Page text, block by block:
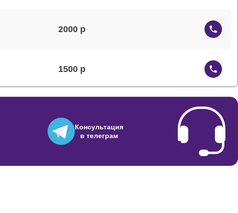
2000
1500
Консультация
в телеграм